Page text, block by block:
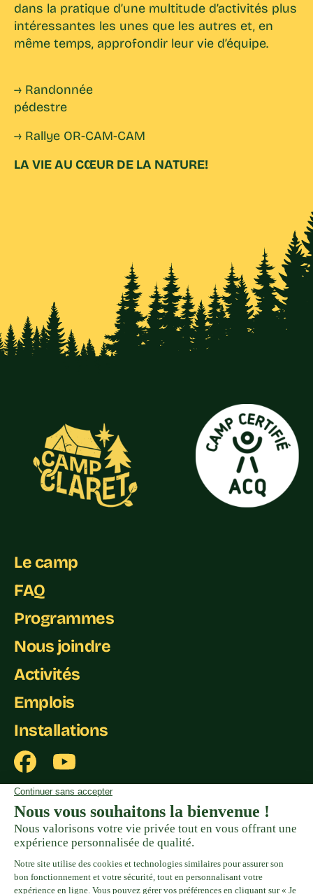
dans la pratique d’une multitude d’activités plus
intéressantes les unes que les autres et, en
même temps, approfondir leur vie d’équipe.
→ Randonnée
pédestre
→ Rallye OR-CAM-CAM
LA VIE AU CŒUR DE LA NATURE!
Le camp
FAQ
Programmes
Nous joindre
Activités
Emplois
Installations
Politiques de tarification et de remboursement
Politique de confidentialité
Formulaire de plaintes